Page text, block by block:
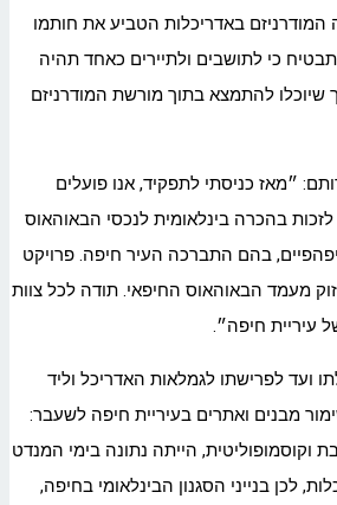
באדריכלות הטביע את חותמו
כי לתושבים ולתיירים כאחד תהיה
שיוכלו להתמצא בתוך מורשת המודרניזם
״מאז כניסתי לתפקיד, אנו פועלים
לזכות בהכרה בינלאומית לנכסי הבאוהאוס
בהם התברכה העיר חיפה. פרויקט
מעמד הבאוהאוס החיפאי. תודה לכל צוות
עיריית חיפה״.
ועד לפרישתו לגמלאות האדריכל וליד
מבנים ואתרים בעיריית חיפה לשעבר:
וקוסמופוליטית, הייתה נתונה בימי המנדט
לכן בנייני הסגנון הבינלאומי בחיפה,